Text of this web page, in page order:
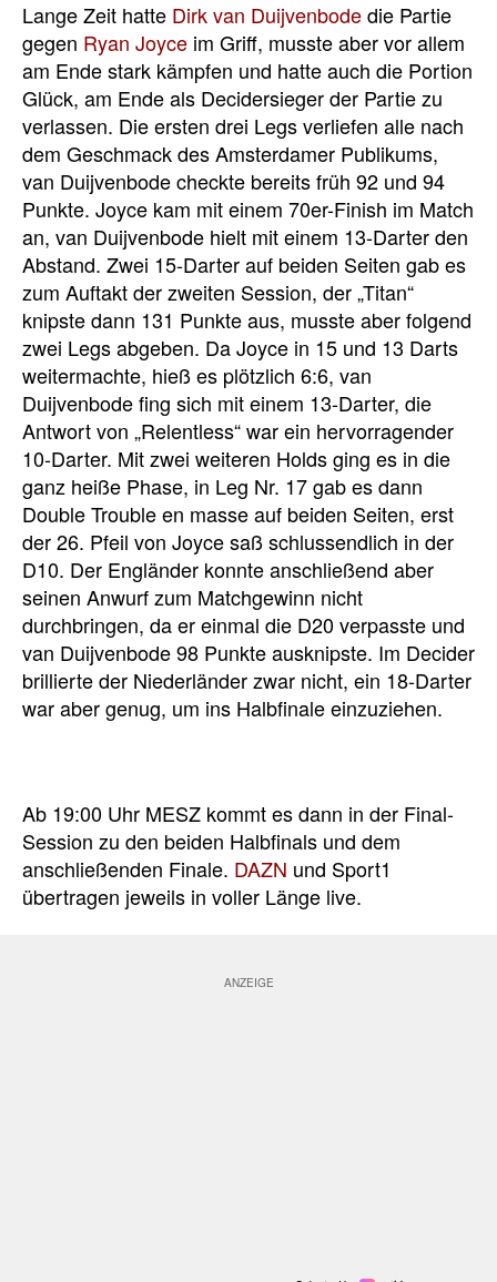
Lange Zeit hatte Dirk van Duijvenbodedie Partie
gegen Ryan Joyce im Griff, musste aber vor allem
am Ende stark kämpfen und hatte auch die Portion
Glück, am Ende als Decidersieger der Partie zu
verlassen. Die ersten drei Legs verliefen alle nach
dem Geschmack des Amsterdamer Publikums,
van Duijvenbode checkte bereits früh 92 und 94
Punkte. Joyce kam mit einem 70er-Finish im Match
an, van Duijvenbode hielt mit einem 13-Darter den
Abstand. Zwei 15-Darter auf beiden Seiten gab es
zum Auftakt der zweiten Session, der „Titan“
knipste dann 131 Punkte aus, musste aber folgend
zwei Legs abgeben. Da Joyce in 15 und 13 Darts
weitermachte, hieß es plötzlich 6:6, van
Duijvenbode fing sich mit einem 13-Darter, die
Antwort von „Relentless“ war ein hervorragender
10-Darter. Mit zwei weiteren Holds ging es in die
ganz heiße Phase, in Leg Nr. 17 gab es dann
Double Trouble en masse auf beiden Seiten, erst
der 26. Pfeil von Joyce saß schlussendlich in der
D10. Der Engländer konnte anschließend aber
seinen Anwurf zum Matchgewinn nicht
durchbringen, da er einmal die D20 verpasste und
van Duijvenbode 98 Punkte ausknipste. Im Decider
brillierte der Niederländer zwar nicht, ein 18-Darter
war aber genug, um ins Halbfinale einzuziehen.
Ab 19:00 Uhr MESZ kommt es dann in der Final-
Session zu den beiden Halbfinals und dem
anschließenden Finale. DAZN und Sport1
übertragen jeweils in voller Länge live.